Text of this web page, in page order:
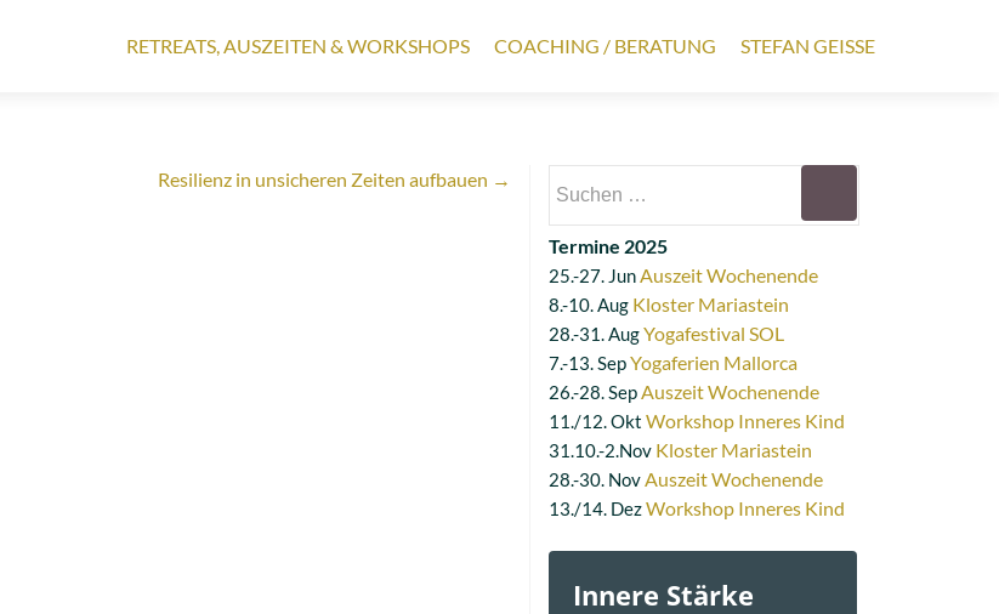
Inhalt
RETREATS, AUSZEITEN & WORKSHOPS COACHING / BERATUNG STEFAN GEISSE
Resilienz in unsicheren Zeiten aufbauen →
nach:
Termine 2025
25.-27. JunAuszeit Wochenende
8.-10. Aug Kloster Mariastein
28.-31. AugYogafestival SOL
7.-13. SepYogaferien Mallorca
26.-28. SepAuszeit Wochenende
11./12. Okt Workshop Inneres Kind
31.10.-2.Nov Kloster Mariastein
28.-30. NovAuszeit Wochenende
13./14. DezWorkshop Inneres Kind
Innere Stärke